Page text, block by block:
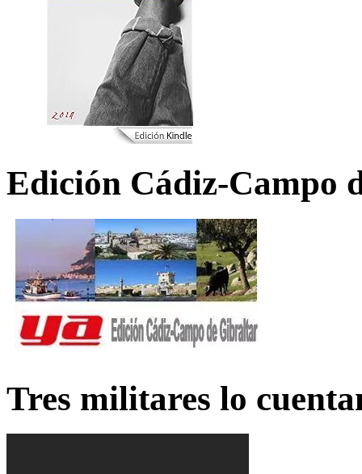
Edición Cádiz-Campo
Tres militares lo